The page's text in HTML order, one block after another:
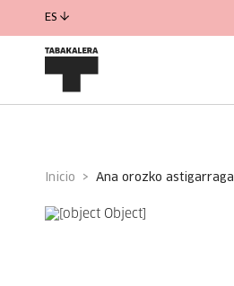
ES
Inicio ana orozko astigarraga